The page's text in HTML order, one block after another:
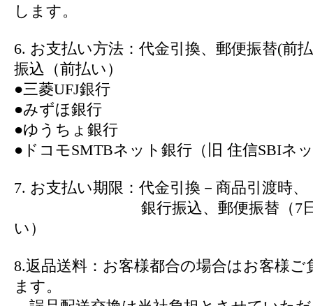
します。
6. お支払い方法：代金引換、郵便振替(前
振込（前払い）
●三菱UFJ銀行
●みずほ銀行
●ゆうちょ銀行
●ドコモSMTBネット銀行（旧 住信SBIネ
7. お支払い期限：代金引換－商品引渡時、
銀行振込、郵便振替（7日
い）
8.返品送料：お客様都合の場合はお客様ご
ます。